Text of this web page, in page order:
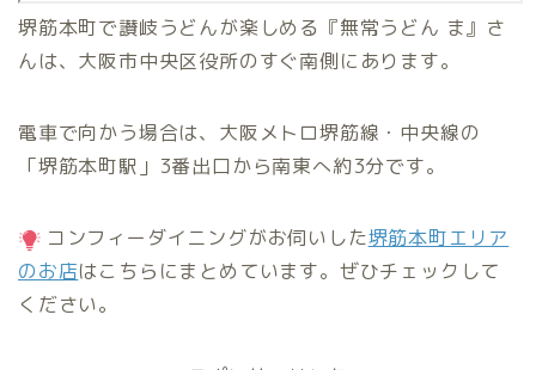
堺筋本町で讃岐うどんが楽しめる『無常うどん ま』さ
んは、大阪市中央区役所のすぐ南側にあります。
電車で向かう場合は、大阪メトロ堺筋線・中央線の
「堺筋本町駅」3番出口から南東へ約3分です。
コンフィーダイニングがお伺いした堺筋本町エリア
のお店はこちらにまとめています。ぜひチェックして
ください。